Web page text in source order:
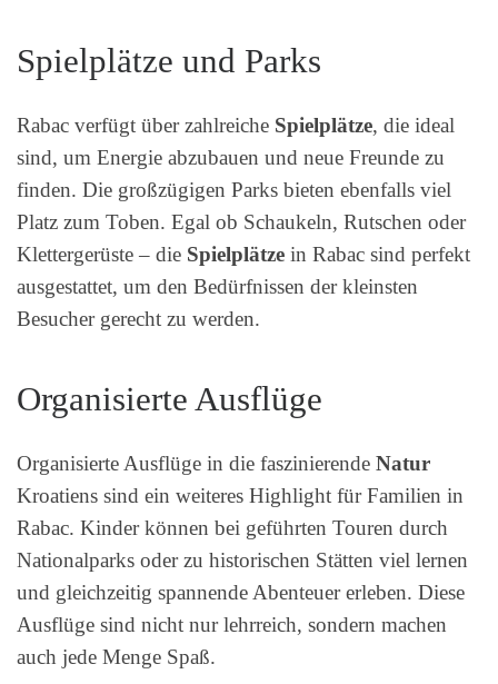
Spielplätze und Parks
Rabac verfügt über zahlreiche Spielplätze, die ideal
sind, um Energie abzubauen und neue Freunde zu
finden. Die großzügigen Parks bieten ebenfalls viel
Platz zum Toben. Egal ob Schaukeln, Rutschen oder
Klettergerüste – die Spielplätze in Rabac sind perfekt
ausgestattet, um den Bedürfnissen der kleinsten
Besucher gerecht zu werden.
Organisierte Ausflüge
Organisierte Ausflüge in die faszinierende Natur
Kroatiens sind ein weiteres Highlight für Familien in
Rabac. Kinder können bei geführten Touren durch
Nationalparks oder zu historischen Stätten viel lernen
und gleichzeitig spannende Abenteuer erleben. Diese
Ausflüge sind nicht nur lehrreich, sondern machen
auch jede Menge Spaß.